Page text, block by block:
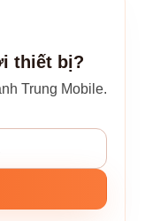
thiết bị?
Trung Mobile.